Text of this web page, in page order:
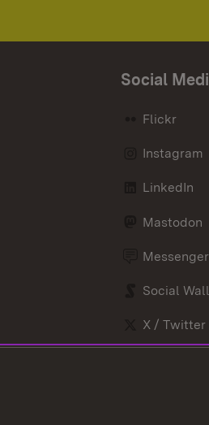
Social
Flickr
Instagram
LinkedIn
Mastodon
Messenger
Social Wall
X / Twitter